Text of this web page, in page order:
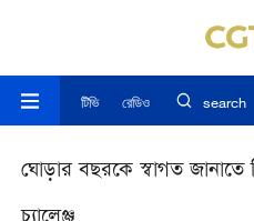
টিভি রেডিও search
ঘোড়ার বছরকে স্বাগত